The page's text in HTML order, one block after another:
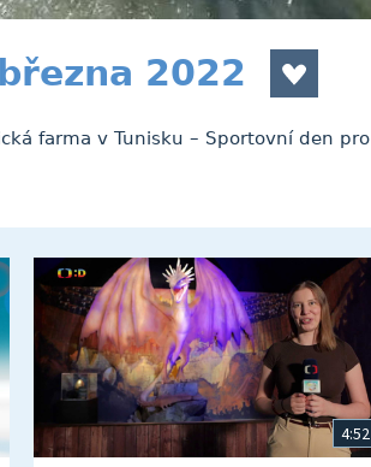
2022
farma v Tunisku – Sportovní den pro
4:52